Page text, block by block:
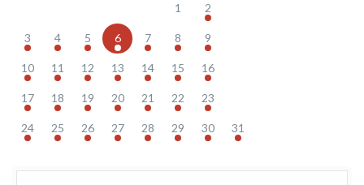
1 2
3 4 5 6 7 8 9
10 11 12 13 14 15 16
17 18 19 20 21 22 23
24 25 26 27 28 29 30 31